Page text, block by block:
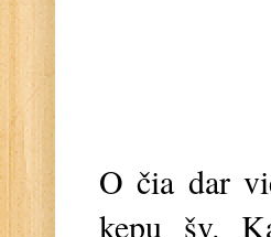
O čia dar
kepu šv.